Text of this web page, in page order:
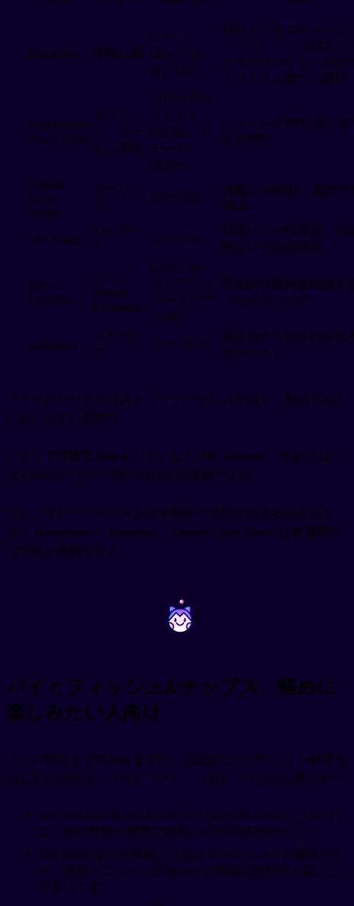
Blacklock 複数店舗
£18〜
£26(「All
In」£28)
55日ドライエイジドビ
フ・ランプ、21日エイ
ドポークロイン、28日
イジドラム脚から選択
Hawksmoor
Seven Dials
コヴェン
ト・ガー
デン周辺
スローロー
ストラム
£29.50、ス
テーキ
£9.50〜
トリミング(付け合わ
追加可能
Quality
Chop
House
ファリン
ドン
£22〜£39
日曜12:30開店、最終予
18:30
The Angel
ハイゲー
ト
£24〜£25
日曜12〜17時営業、伝
的なパブの雰囲気
The
Libertine
シティ
(Royal
Exchange)
£23〜£26、
シェアシャ
トーブリア
ン£90
歴史的な銀行金庫跡を
ったダイニング
Claridge's
メイフェ
ア
2コース£75
高級ホテル仕様の格式
るロースト
ブラックロックはコストパフォーマンスが高く、初めての人
に出しやすい選択肢。
シティで雰囲気を味わいたいなら The Libertine、特別な日に
は Claridge's という使い分けが現実的です😊
なお、サンデーローストは午前中で予約が埋まる店が多く、
特に Hawksmoor、Blacklock、Quality Chop House は数週間前
の予約が無難です⚠️
~ ~
パイとフィッシュ&チップス、軽めに
楽しみたい人向け
コース料理まで踏み込まずに、伝統的なパブのメイン料理を
試したい場合は、パイとフィッシュ&チップスが定番です✨
The Red Lion & Sun のボーンマロー&パンチェッタパイ
は、肉の旨味が濃厚で英国パイの完成形のひとつ。
The Eagle はパイ料理よりはステーキサンドが看板です
が、黒板メニューに日替わりで英国伝統料理が並ぶこと
が多いです。